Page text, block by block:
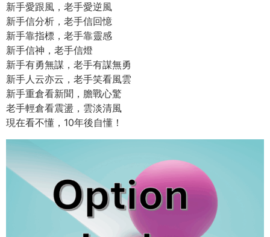
新手愛跟風，老手愛逆風
新手信分析，老手信回憶
新手靠指標，老手靠靈感
新手信神，老手信燈
新手有勇無謀，老手有謀無勇
新手人云亦云，老手笑看風雲
新手重倉看新聞，膽戰心驚
老手輕倉看震盪，雲淡清風
現在看不懂，10年後自懂！